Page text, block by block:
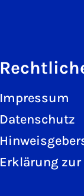
Impressum
Datenschutz
Erklärung